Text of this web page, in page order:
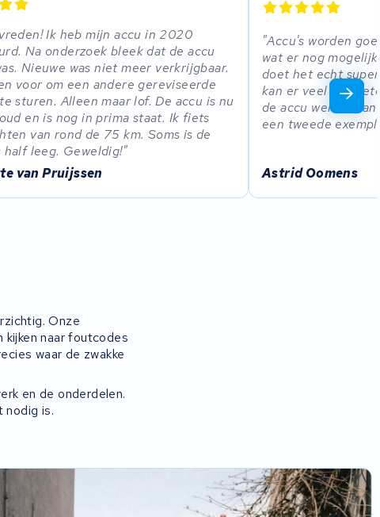
Ik heb mijn accu in 2020
Na onderzoek bleek dat de accu
Nieuwe was niet meer verkrijgbaar.
voor om een andere gereviseerde
sturen. Alleen maar lof. De accu is nu
en is nog in prima staat. Ik fiets
van rond de 75 km. Soms is de
half leeg. Geweldig!
van Pruijssen
Accu's worden
wat er nog
doet het echt
kan er veel
de accu wel wat
een tweede
Astrid Oomens
Onze
naar foutcodes
waar de zwakke
en de onderdelen.
nodig is.